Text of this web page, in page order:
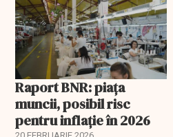
Raport BNR: piața
muncii, posibil risc
pentru inflație în 2026